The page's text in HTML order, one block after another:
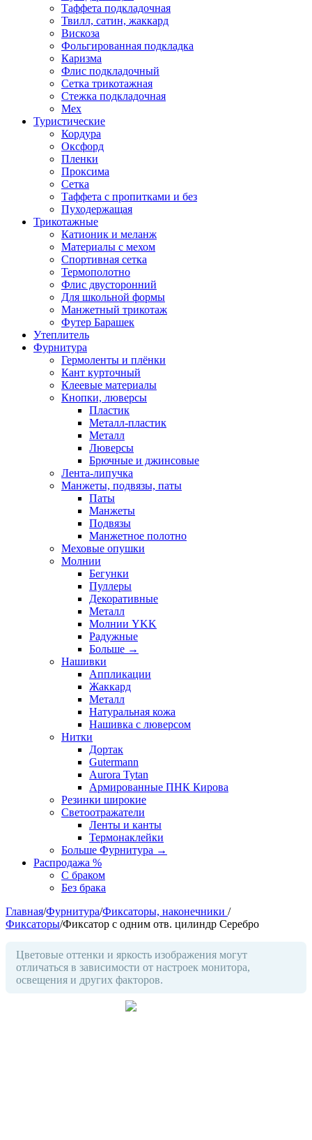
Таффета подкладочная
Твилл, сатин, жаккард
Вискоза
Фольгированная подкладка
Каризма
Флис подкладочный
Сетка трикотажная
Стежка подкладочная
Мех
Туристические
Кордура
Оксфорд
Пленки
Проксима
Сетка
Таффета с пропитками и без
Пуходержащая
Трикотажные
Катионик и меланж
Материалы с мехом
Спортивная сетка
Термополотно
Флис двусторонний
Для школьной формы
Манжетный трикотаж
Футер Барашек
Утеплитель
Фурнитура
Гермоленты и плёнки
Кант курточный
Клеевые материалы
Кнопки, люверсы
Пластик
Металл-пластик
Металл
Люверсы
Брючные и джинсовые
Лента-липучка
Манжеты, подвязы, паты
Паты
Манжеты
Подвязы
Манжетное полотно
Меховые опушки
Молнии
Бегунки
Пуллеры
Декоративные
Металл
Молнии YKK
Радужные
Больше →
Нашивки
Аппликации
Жаккард
Металл
Натуральная кожа
Нашивка с люверсом
Нитки
Дортак
Gutermann
Aurora Tytan
Армированные ПНК Кирова
Резинки широкие
Светоотражатели
Ленты и канты
Термонаклейки
Больше Фурнитура →
Распродажа %
С браком
Без брака
Главная/Фурнитура/Фиксаторы, наконечники /
Фиксаторы/Фиксатор с одним отв. цилиндр Серебро
Цветовые оттенки и яркость изображения могут
отличаться в зависимости от настроек монитора,
освещения и других факторов.